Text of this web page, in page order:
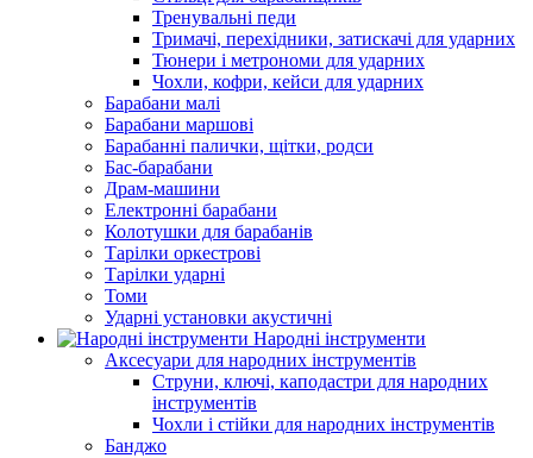
Тренувальні педи
Тримачі, перехідники, затискачі для ударних
Тюнери і метрономи для ударних
Чохли, кофри, кейси для ударних
Барабани малі
Барабани маршові
Барабанні палички, щітки, родси
Бас-барабани
Драм-машини
Електронні барабани
Колотушки для барабанів
Тарілки оркестрові
Тарілки ударні
Томи
Ударні установки акустичні
Народні інструменти
Аксесуари для народних інструментів
Струни, ключі, каподастри для народних
інструментів
Чохли і стійки для народних інструментів
Банджо